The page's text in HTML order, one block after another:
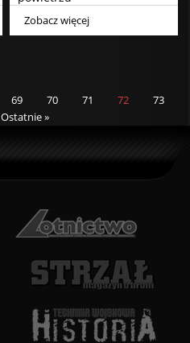
Zobacz więcej
69 70 71 72
73
Ostatnie »